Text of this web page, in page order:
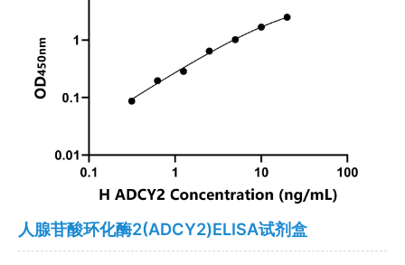
人腺苷酸环化酶2(ADCY2)ELISA试剂盒